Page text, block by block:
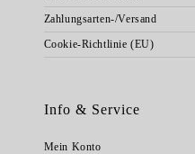
Zahlungsarten-/Versand
Cookie-Richtlinie (EU)
Info & Service
Mein Konto